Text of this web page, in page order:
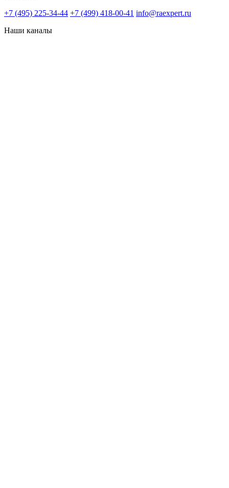
+7 (495) 225-34-44 +7 (499) 418-00-41 info@raexpert.ru
Наши каналы